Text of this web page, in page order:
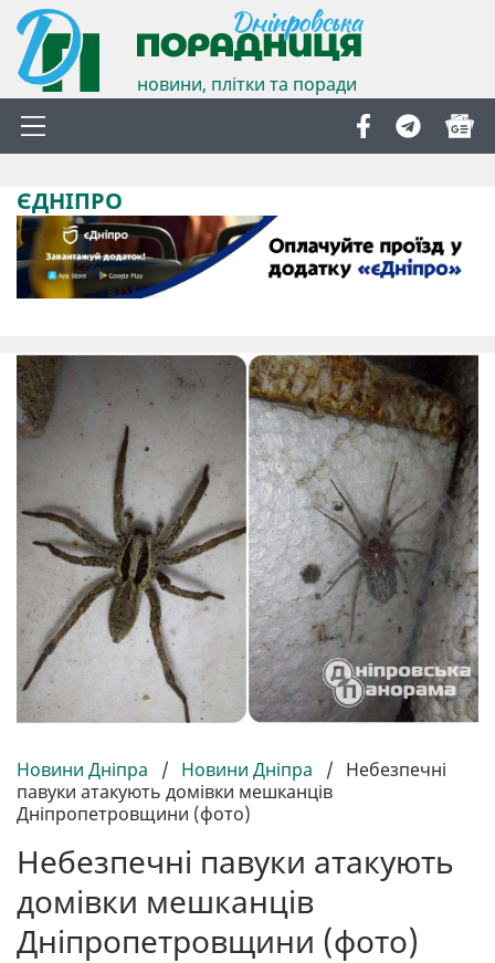
новини, плітки та поради
ЄДНІПРО
Новини Дніпра / Новини Дніпра / Небезпечні
павуки атакують домівки мешканців
Дніпропетровщини (фото)
Небезпечні павуки атакують
домівки мешканців
Дніпропетровщини (фото)